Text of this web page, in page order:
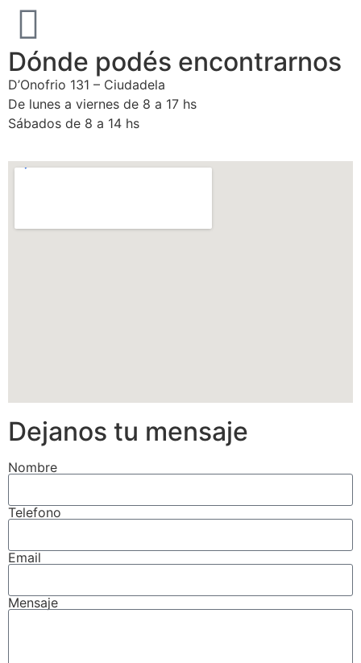
Dónde podés encontrarnos
D’Onofrio 131 – Ciudadela
De lunes a viernes de 8 a 17 hs
Sábados de 8 a 14 hs
Dejanos tu mensaje
Nombre
Telefono
Email
Mensaje